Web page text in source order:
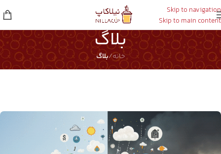
Skip to navigation
Skip to main content
بلاگ
خانه/بلاگ